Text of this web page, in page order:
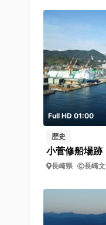
Full HD 01:00
歴史
小菅修船場
長崎県 長崎